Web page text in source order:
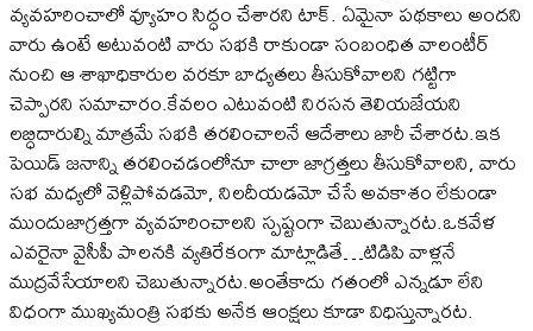
వ్య‌వ‌హ‌రించాలో వ్యూహం సిద్ధం చేశారని టాక్. ఏమైనా ప‌థ‌కాలు అంద‌ని
వారు ఉంటే అటువంటి వారు స‌భ‌కి రాకుండా సంబంధిత వాలంటీర్
నుంచి ఆ శాఖాధికారుల వ‌ర‌కూ బాధ్య‌త‌లు తీసుకోవాల‌ని గ‌ట్టిగా
చెప్పారని సమాచారం.కేవలం ఎటువంటి నిర‌స‌న తెలియ‌జేయ‌ని
ల‌బ్ధిదారుల్ని మాత్రమే సభకి త‌ర‌లించాల‌నే ఆదేశాలు జారీ చేశారట.ఇక
పెయిడ్ జ‌నాన్ని త‌ర‌లించ‌డంలోనూ చాలా జాగ్ర‌త్త‌లు తీసుకోవాల‌ని, వారు
స‌భ మ‌ధ్య‌లో వెళ్లిపోవ‌డ‌మో, నిల‌దీయ‌డ‌మో చేసే అవకాశం లేకుండా
ముందుజాగ్ర‌త్త‌గా వ్య‌వ‌హ‌రించాల‌ని స్పష్టంగా చెబుతున్నారట.ఒకవేళ
ఎవ‌రైనా వైసీపీ పాల‌న‌కి వ్య‌తిరేకంగా మాట్లాడితే…టిడిపి వాళ్ల‌నే
ముద్ర‌వేసేయాల‌ని చెబుతున్నారట.అంతేకాదు గతంలో ఎన్నడూ లేని
విధంగా ముఖ్యమంత్రి సభకు అనేక ఆంక్షలు కూడా విధిస్తున్నారట.